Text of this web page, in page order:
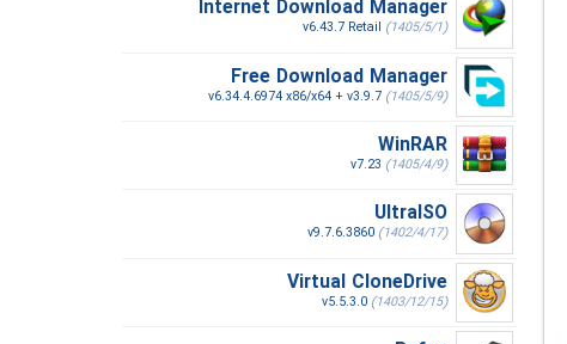
Internet Download Manager
v6.43.7 Retail (1405/5/1)
Free Download Manager
v6.34.4.6974 x86/x64 + v3.9.7 (1405/5/9)
WinRAR
v7.23 (1405/4/9)
UltraISO
v9.7.6.3860 (1402/4/17)
Virtual CloneDrive
v5.5.3.0 (1403/12/15)